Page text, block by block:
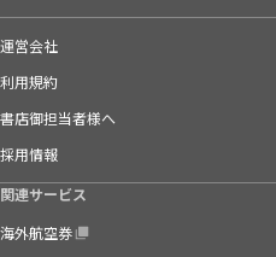
運営会社
利用規約
書店御担当者様へ
採用情報
関連サービス
海外航空券